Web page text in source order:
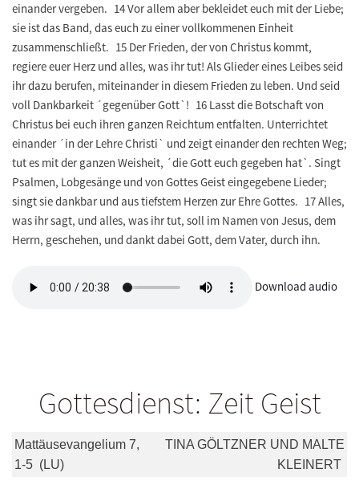
einander vergeben. 14 Vor allem aber bekleidet euch mit der Liebe;
sie ist das Band, das euch zu einer vollkommenen Einheit
zusammenschließt. 15 Der Frieden, der von Christus kommt,
regiere euer Herz und alles, was ihr tut! Als Glieder eines Leibes seid
ihr dazu berufen, miteinander in diesem Frieden zu leben. Und seid
voll Dankbarkeit ´gegenüber Gott`! 16 Lasst die Botschaft von
Christus bei euch ihren ganzen Reichtum entfalten. Unterrichtet
einander ´in der Lehre Christi` und zeigt einander den rechten Weg;
tut es mit der ganzen Weisheit, ´die Gott euch gegeben hat`. Singt
Psalmen, Lobgesänge und von Gottes Geist eingegebene Lieder;
singt sie dankbar und aus tiefstem Herzen zur Ehre Gottes. 17 Alles,
was ihr sagt, und alles, was ihr tut, soll im Namen von Jesus, dem
Herrn, geschehen, und dankt dabei Gott, dem Vater, durch ihn.
Download audio
Gottesdienst: Zeit Geist
Mattäusevangelium 7,
1-5 (LU)
TINA GÖLTZNER UND MALTE
KLEINERT